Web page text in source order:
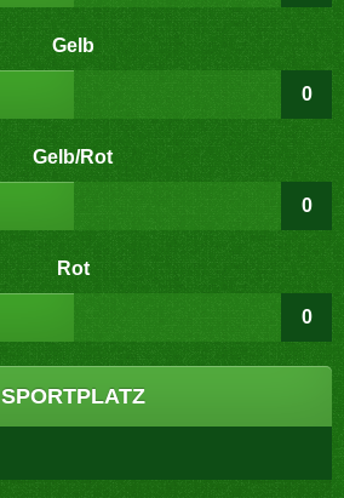
Gelb
0
Gelb/Rot
0
Rot
0
SPORTPLATZ